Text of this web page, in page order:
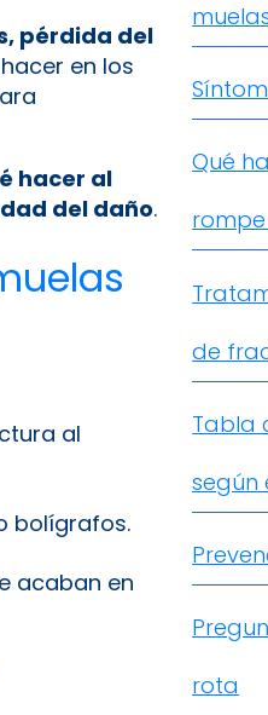
pérdida del
en los
hacer al
del daño.
al
bolígrafos.
acaban en
Qué
de
Tabla
según
rota